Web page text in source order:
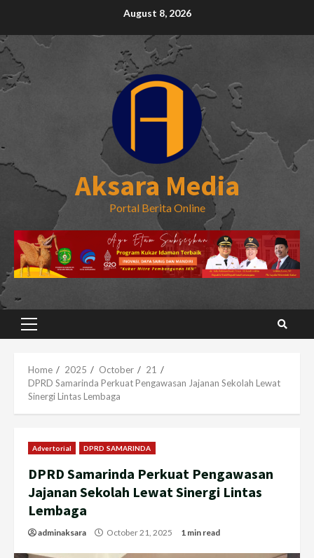
content
August 8, 2026
Aksara Media
Portal Berita Online
Primary
Home 2025 October
21
DPRD Samarinda Perkuat Pengawasan Jajanan Sekolah Lewat
Sinergi Lintas Lembaga
Advertorial DPRD SAMARINDA
DPRD Samarinda Perkuat Pengawasan
Jajanan Sekolah Lewat Sinergi Lintas
Lembaga
adminaksara October 21, 2025 1 min read